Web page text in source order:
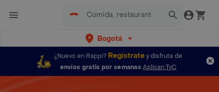
Bogotá
¿Nuevo en Rappi? Regístratey disfruta de
envíos gratis por semanas Aplican TyC